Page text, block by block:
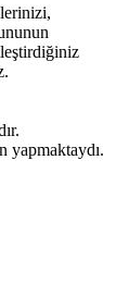
yapmaktaydı.